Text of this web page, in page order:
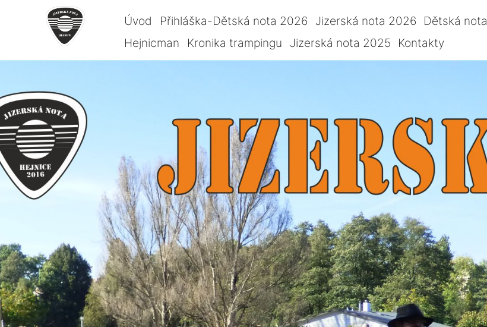
Úvod Přihláška-Dětská nota 2026 Jizerská nota 2026 Dětská nota
Hejnicman
Kronika trampingu Jizerská nota 2025 Kontakty